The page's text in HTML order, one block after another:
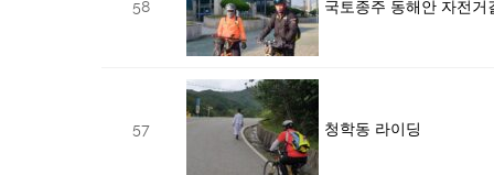
58 국토종주 동해안 자전거
57 청학동 라이딩